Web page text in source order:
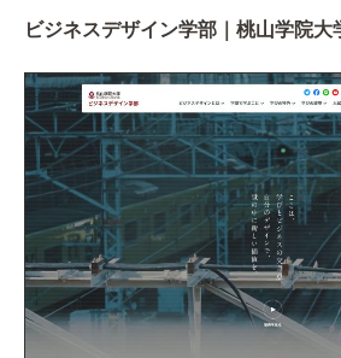
ビジネスデザイン学部｜桃山学院大